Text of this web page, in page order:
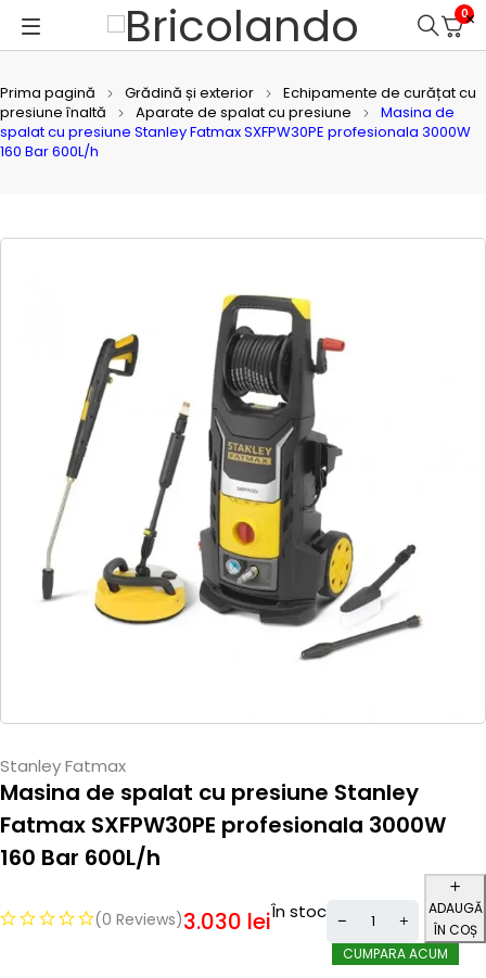
0
Prima pagină Grădină și exterior
Echipamente de curățat cu
presiune înaltă
Aparate de spalat cu presiune
Masina de
spalat cu presiune Stanley Fatmax SXFPW30PE profesionala 3000W
160 Bar 600L/h
Stanley Fatmax
Masina de spalat cu presiune Stanley
Fatmax SXFPW30PE profesionala 3000W
160 Bar 600L/h
(0 Reviews)3.030 leiÎn stoc
ADAUGĂ
ÎN COȘ
CUMPARA ACUM